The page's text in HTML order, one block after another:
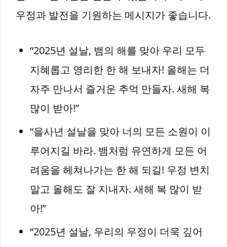
우정과 발전을 기원하는 메시지가 좋습니다.
“2025년 설날, 뱀의 해를 맞아 우리 모두
지혜롭고 영리한 한 해 보내자! 올해는 더
자주 만나서 즐거운 추억 만들자. 새해 복
많이 받아!”
“을사년 설날을 맞아 너의 모든 소원이 이
루어지길 바라. 뱀처럼 유연하게 모든 어
려움을 헤쳐나가는 한 해 되길! 우정 변치
말고 올해도 잘 지내자. 새해 복 많이 받
아!”
“2025년 설날, 우리의 우정이 더욱 깊어